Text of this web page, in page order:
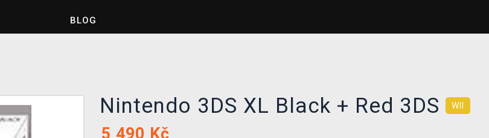
BLOG
Nintendo 3DS XL Black + Red 3DS WII
5 490 Kč